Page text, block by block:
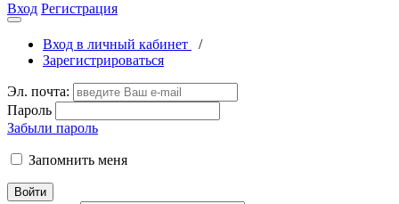
Вход Регистрация
Вход в личный кабинет
/
Зарегистрироваться
Эл. почта:
Пароль
Забыли пароль
Запомнить меня
Войти